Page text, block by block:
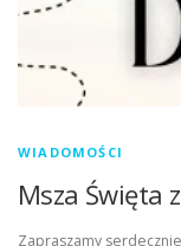
WIADOMOŚCI
Msza Święta
Zapraszamy